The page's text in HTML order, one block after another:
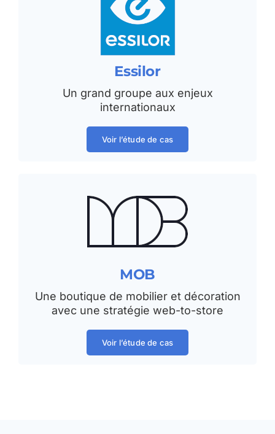
Essilor
Un grand groupe aux enjeux
internationaux
Voir l’étude de cas
MOB
Une boutique de mobilier et décoration
avec une stratégie web-to-store
Voir l’étude de cas